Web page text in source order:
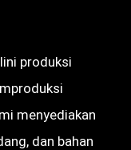
produksi
menyediakan
dan bahan